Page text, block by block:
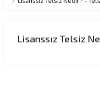
Lisanssız Telsiz